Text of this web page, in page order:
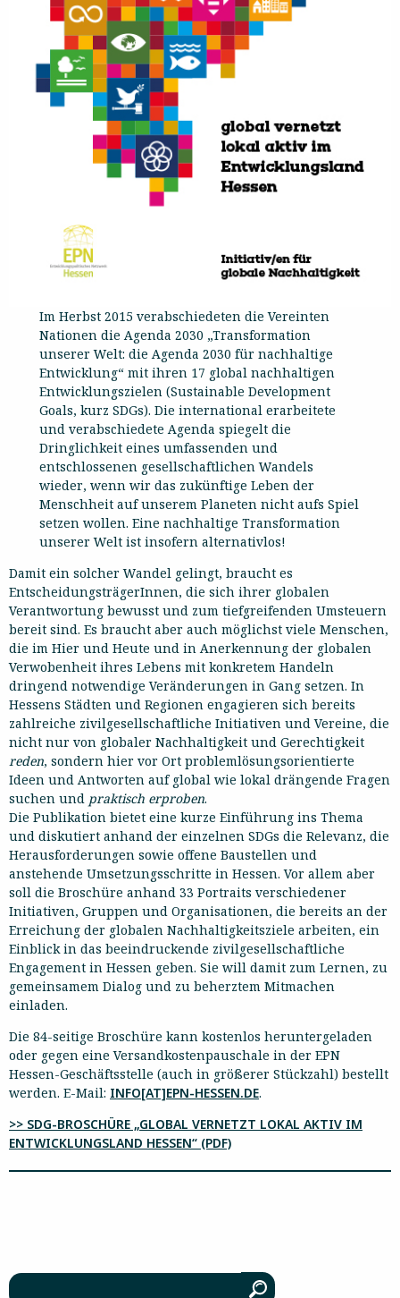
Im Herbst 2015 verabschiedeten die Vereinten
Nationen die Agenda 2030 „Transformation
unserer Welt: die Agenda 2030 für nachhaltige
Entwicklung“ mit ihren 17 global nachhaltigen
Entwicklungszielen (Sustainable Development
Goals, kurz SDGs). Die international erarbeitete
und verabschiedete Agenda spiegelt die
Dringlichkeit eines umfassenden und
entschlossenen gesellschaftlichen Wandels
wieder, wenn wir das zukünftige Leben der
Menschheit auf unserem Planeten nicht aufs Spiel
setzen wollen. Eine nachhaltige Transformation
unserer Welt ist insofern alternativlos!
Damit ein solcher Wandel gelingt, braucht es
EntscheidungsträgerInnen, die sich ihrer globalen
Verantwortung bewusst und zum tiefgreifenden Umsteuern
bereit sind. Es braucht aber auch möglichst viele Menschen,
die im Hier und Heute und in Anerkennung der globalen
Verwobenheit ihres Lebens mit konkretem Handeln
dringend notwendige Veränderungen in Gang setzen. In
Hessens Städten und Regionen engagieren sich bereits
zahlreiche zivilgesellschaftliche Initiativen und Vereine, die
nicht nur von globaler Nachhaltigkeit und Gerechtigkeit
reden, sondern hier vor Ort problemlösungsorientierte
Ideen und Antworten auf global wie lokal drängende Fragen
suchen und praktisch erproben.
Die Publikation bietet eine kurze Einführung ins Thema
und diskutiert anhand der einzelnen SDGs die Relevanz, die
Herausforderungen sowie offene Baustellen und
anstehende Umsetzungsschritte in Hessen. Vor allem aber
soll die Broschüre anhand 33 Portraits verschiedener
Initiativen, Gruppen und Organisationen, die bereits an der
Erreichung der globalen Nachhaltigkeitsziele arbeiten, ein
Einblick in das beeindruckende zivilgesellschaftliche
Engagement in Hessen geben. Sie will damit zum Lernen, zu
gemeinsamem Dialog und zu beherztem Mitmachen
einladen.
Die 84-seitige Broschüre kann kostenlos heruntergeladen
oder gegen eine Versandkostenpauschale in der EPN
Hessen-Geschäftsstelle (auch in größerer Stückzahl) bestellt
werden. E-Mail: INFO[AT]EPN-HESSEN.DE.
>> SDG-BROSCHÜRE „GLOBAL VERNETZT LOKAL AKTIV IM
ENTWICKLUNGSLAND HESSEN“ (PDF)